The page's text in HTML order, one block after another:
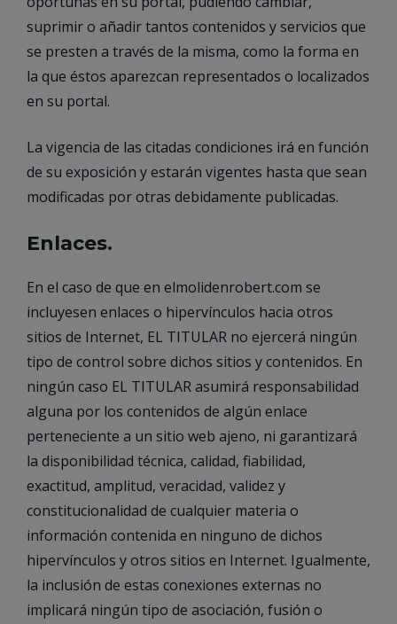
suprimir o añadir tantos contenidos y servicios que
se presten a través de la misma, como la forma en
la que éstos aparezcan representados o localizados
en su portal.
La vigencia de las citadas condiciones irá en función
de su exposición y estarán vigentes hasta que sean
modificadas por otras debidamente publicadas.
Enlaces.
En el caso de que en elmolidenrobert.com se
incluyesen enlaces o hipervínculos hacia otros
sitios de Internet, EL TITULAR no ejercerá ningún
tipo de control sobre dichos sitios y contenidos. En
ningún caso EL TITULAR asumirá responsabilidad
alguna por los contenidos de algún enlace
perteneciente a un sitio web ajeno, ni garantizará
la disponibilidad técnica, calidad, fiabilidad,
exactitud, amplitud, veracidad, validez y
constitucionalidad de cualquier materia o
información contenida en ninguno de dichos
hipervínculos y otros sitios en Internet. Igualmente,
la inclusión de estas conexiones externas no
implicará ningún tipo de asociación, fusión o